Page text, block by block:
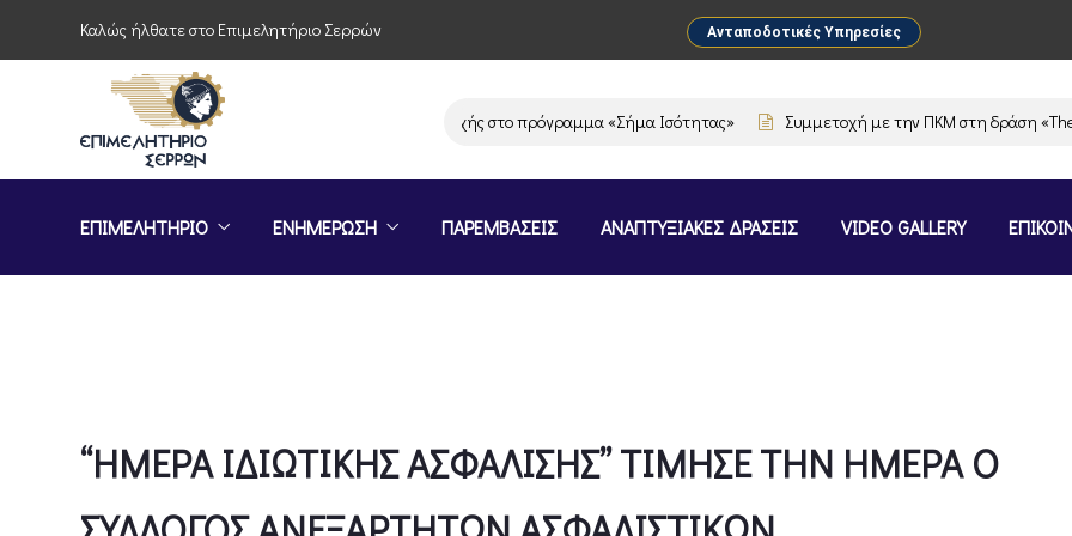
Καλώς ήλθατε στο Επιμελητήριο Σερρών Ανταποδοτικές Υπηρεσίες
Πρόσκληση συμμετοχής στο πρόγραμμα «Σήμα Ισότητας» Συμμετοχή με την ΠΚΜ στη δράση «The Flavours of
ΕΠΙΜΕΛΗΤΗΡΙΟ ΕΝΗΜΕΡΩΣΗ ΠΑΡΕΜΒΑΣΕΙΣ ΑΝΑΠΤΥΞΙΑΚΕΣ ΔΡΑΣΕΙΣ VIDEO GALLERY
“ΗΜΕΡΑ ΙΔΙΩΤΙΚΗΣ ΑΣΦΑΛΙΣΗΣ” ΤΙΜΗΣΕ ΤΗΝ ΗΜΕΡΑ Ο